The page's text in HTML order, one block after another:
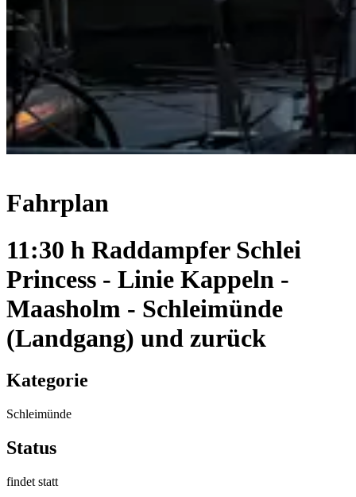
Fahrplan
11:30 h Raddampfer Schlei
Princess - Linie Kappeln -
Maasholm - Schleimünde
(Landgang) und zurück
Kategorie
Schleimünde
Status
findet statt